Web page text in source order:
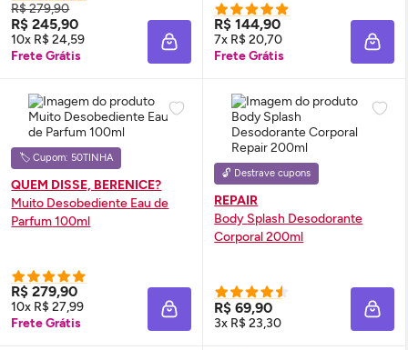
R$ 279,90
R$ 245,90
10x R$ 24,59
Frete Grátis
ADICIONAR À SACOLA
R$ 144,90
7x R$ 20,70
Frete Grátis
🏷️ Cupom: 50TINHA
QUEM DISSE, BERENICE?
Muito Desobediente Eau de
Parfum100ml
R$ 279,90
10x R$ 27,99
Frete Grátis
ADICIONAR À SACOLA
🔓 Destrave cupons
REPAIR
Body Splash Desodorante
Corporal 200ml
R$ 69,90
3x R$ 23,30